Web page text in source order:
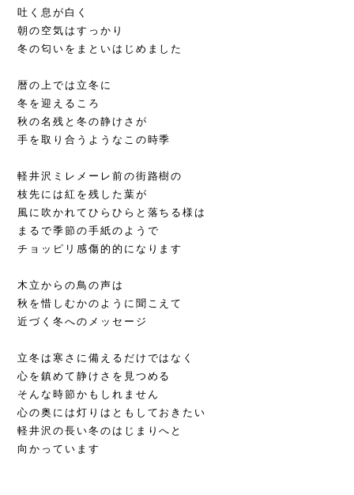
吐く息が白く
朝の空気はすっかり
冬の匂いをまといはじめました
暦の上では立冬に
冬を迎えるころ
秋の名残と冬の静けさが
手を取り合うようなこの時季
軽井沢ミレメーレ前の街路樹の
枝先には紅を残した葉が
風に吹かれてひらひらと落ちる様は
まるで季節の手紙のようで
チョッピリ感傷的的になります
木立からの鳥の声は
秋を惜しむかのように聞こえて
近づく冬へのメッセージ
立冬は寒さに備えるだけではなく
心を鎮めて静けさを見つめる
そんな時節かもしれません
心の奥には灯りはともしておきたい
軽井沢の長い冬のはじまりへと
向かっています